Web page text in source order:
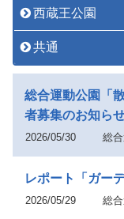
西蔵王公園
共通
2026/05/30 総
総合運動公園「
者募集のお知ら
2026/05/29 総
レポート「ガー